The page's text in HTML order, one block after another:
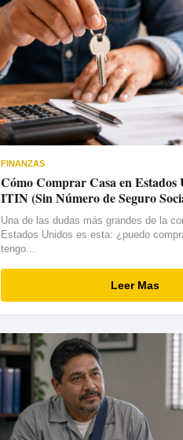
FINANZAS
Cómo Comprar Casa en Estados
ITIN (Sin Número de Seguro
Una de las dudas más grandes de la
Estados Unidos es esta: ¿puedo
tengo...
Leer Mas